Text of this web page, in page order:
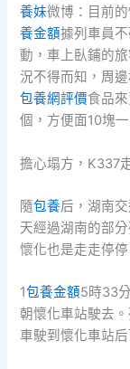
養妹微博：目前
養金額據列車員
動，車上臥鋪的
況不得而知，周
包養網評價食品
個，方便面10塊
擔心塌方，K337
隨包養后，湖南
天經過湖南的部
懷化也是走走停停
1包養金額5時33
朝懷化車站駛去
車駛到懷化車站